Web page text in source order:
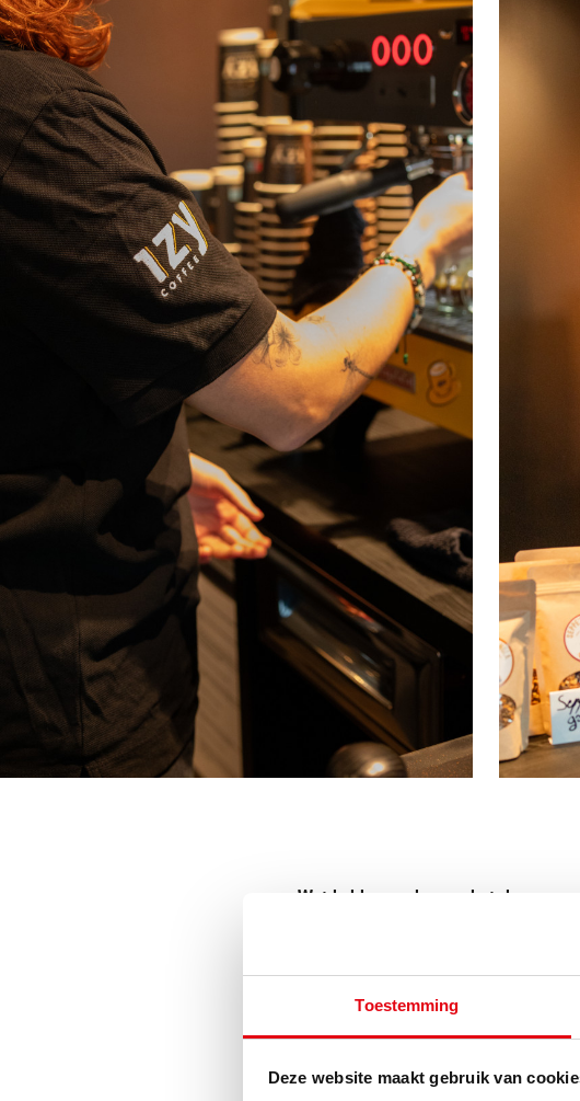
Toestemming
Deze website maakt gebruik van
Wat hebben we kunnen betekenen
Dit jaar zijn ze ook gestart met
producten vanStanley&Stellate
Benieuwd naar meer? https://